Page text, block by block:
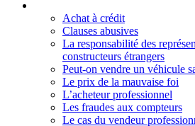
Achat à crédit
Clauses abusives
La responsabilité des
constructeurs étrangers
Peut-on vendre un véhicule
Le prix de la mauvaise foi
L’acheteur professionnel
Les fraudes aux compteurs
Le cas du vendeur